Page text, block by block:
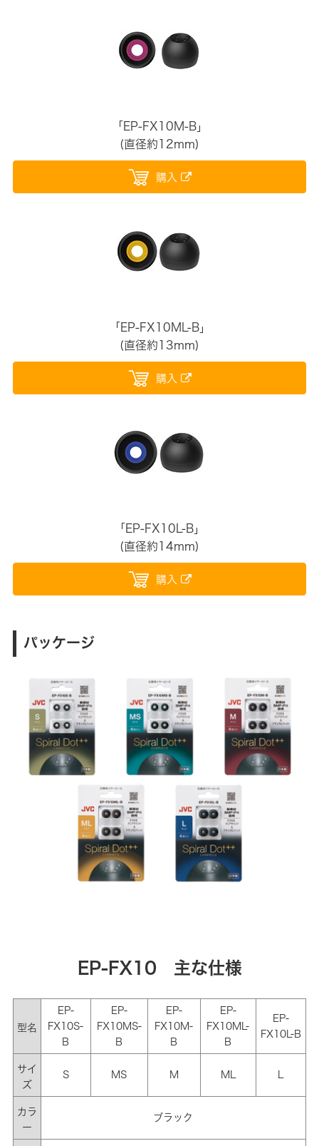
「EP-FX10M-B」
(直径約12mm)
購入
「EP-FX10ML-B」
(直径約13mm)
購入
「EP-FX10L-B」
(直径約14mm)
購入
パッケージ
EP-FX10 主な仕様
型名
EP‐
FX10S‐
B
EP‐
FX10MS‐
B
EP‐
FX10M‐
B
EP‐
FX10ML‐
B
EP‐
FX10L‐B
サイ
ズ
S MS M ML
カラ
ー
ブラック